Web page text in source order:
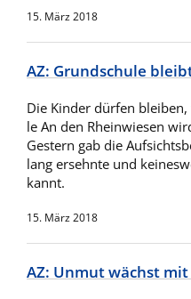
15. März 2018
AZ: Grundschule
Die Kin­der dür­fen
le An den Rhein­wie­sen
Ge­stern gab die
lang er­sehn­te und
kannt.
15. März 2018
AZ: Unmut wächst